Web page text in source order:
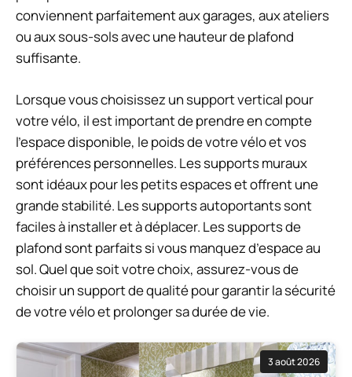
conviennent parfaitement aux garages, aux ateliers
ou aux sous-sols avec une hauteur de plafond
suffisante.
Lorsque vous choisissez un support vertical pour
votre vélo, il est important de prendre en compte
l’espace disponible, le poids de votre vélo et vos
préférences personnelles. Les supports muraux
sont idéaux pour les petits espaces et offrent une
grande stabilité. Les supports autoportants sont
faciles à installer et à déplacer. Les supports de
plafond sont parfaits si vous manquez d’espace au
sol. Quel que soit votre choix, assurez-vous de
choisir un support de qualité pour garantir la sécurité
de votre vélo et prolonger sa durée de vie.
3 août 2026